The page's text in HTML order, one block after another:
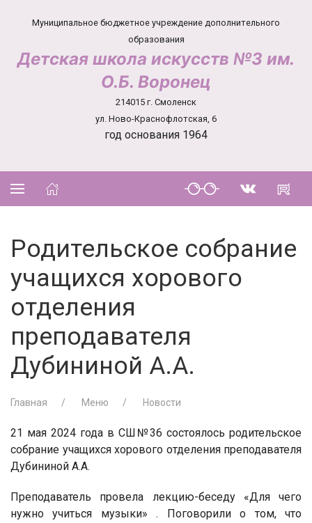
Муниципальное бюджетное учреждение дополнительного
образования
Детская школа искусств №3 им.
О.Б. Воронец
214015 г. Смоленск
ул. Ново-Краснофлотская, 6
год основания 1964
Родительское собрание
учащихся хорового
отделения
преподавателя
Дубининой А.А.
Главная Меню Новости
21 мая 2024 года в СШ№36 состоялось родительское
собрание учащихся хорового отделения преподавателя
Дубининой А.А.
Преподаватель провела лекцию-беседу «Для чего
нужно учиться музыки» . Поговорили о том, что